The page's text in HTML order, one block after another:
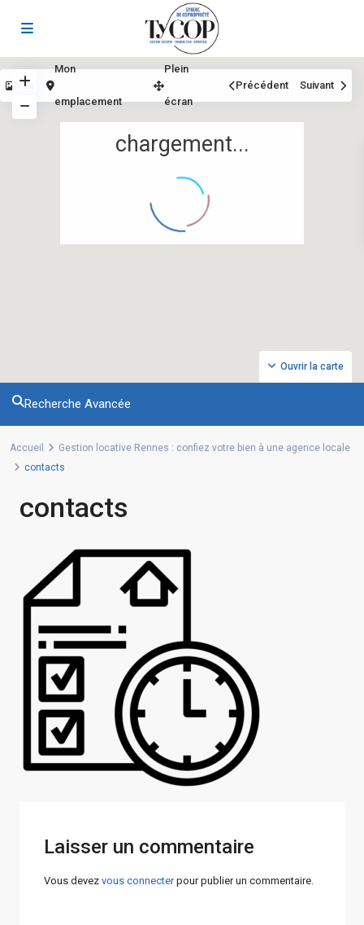
chargement...
Ouvrir la carte
Vue
Mon
emplacement
Plein
écran
Précédent Suivant
Recherche Avancée
Accueil
Gestion locative Rennes : confiez votre bien à une agence locale
contacts
contacts
Laisser un commentaire
Vous devez vous connecterpour publier un commentaire.